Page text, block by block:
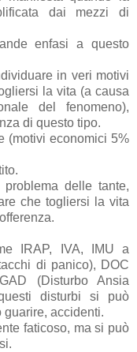
dai mezzi di
enfasi a questo
in veri motivi
la vita (a causa
del fenomeno),
di questo tipo.
(motivi economici 5%
delle tante,
che togliersi la vita
IRAP, IVA, IMU a
di panico), DOC
(Disturbo Ansia
disturbi si può
accidenti.
faticoso, ma si può